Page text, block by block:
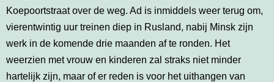
Koepoortstraat over de weg. Ad is inmiddels weer terug om,
vierentwintig uur treinen diep in Rusland, nabij Minsk zijn
werk in de komende drie maanden af te ronden. Het
weerzien met vrouw en kinderen zal straks niet minder
hartelijk zijn, maar of er reden is voor het uithangen van